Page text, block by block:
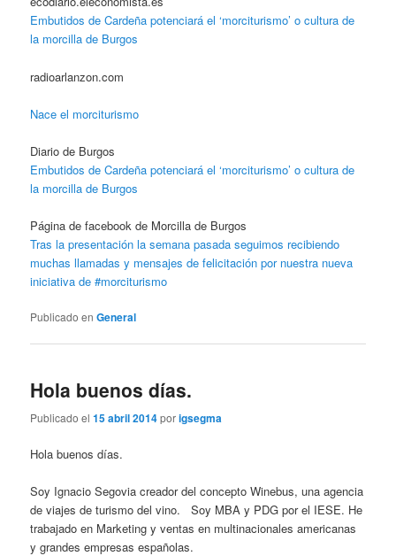
Embutidos de Cardeña potenciará el ‘morciturismo’ o cultura de
la morcilla de Burgos
radioarlanzon.com
Nace el morciturismo
Diario de Burgos
Embutidos de Cardeña potenciará el ‘morciturismo’ o cultura de
la morcilla de Burgos
Página de facebook de Morcilla de Burgos
Tras la presentación la semana pasada seguimos recibiendo
muchas llamadas y mensajes de felicitación por nuestra nueva
iniciativa de #morciturismo
Publicado en General
Hola buenos días.
Publicado el15 abril 2014porigsegma
Hola buenos días.
Soy Ignacio Segovia creador del concepto Winebus, una agencia
de viajes de turismo del vino. Soy MBA y PDG por el IESE. He
trabajado en Marketing y ventas en multinacionales americanas
y grandes empresas españolas.